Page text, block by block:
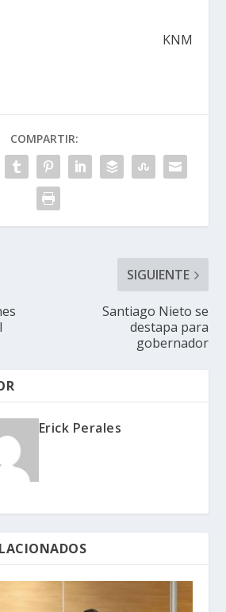
KNM
COMPARTIR:
SIGUIENTE
Santiago Nieto se
destapa para
gobernador
Erick Perales